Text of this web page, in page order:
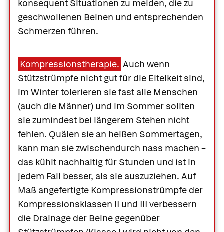
konsequent Situationen zu meiden, die zu
geschwollenen Beinen und entsprechenden
Schmerzen führen.
Kompressionstherapie. Auch wenn
Stützstrümpfe nicht gut für die Eitelkeit sind,
im Winter tolerieren sie fast alle Menschen
(auch die Männer) und im Sommer sollten
sie zumindest bei längerem Stehen nicht
fehlen. Quälen sie an heißen Sommertagen,
kann man sie zwischendurch nass machen –
das kühlt nachhaltig für Stunden und ist in
jedem Fall besser, als sie auszuziehen. Auf
Maß angefertigte Kompressionstrümpfe der
Kompressionsklassen II und III verbessern
die Drainage der Beine gegenüber